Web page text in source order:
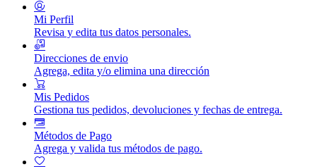
Mi Perfil
Revisa y edita tus datos personales.
Direcciones de envio
Agrega, edita y/o elimina una dirección
Mis Pedidos
Gestiona tus pedidos, devoluciones y fechas de entrega.
Métodos de Pago
Agrega y valida tus métodos de pago.